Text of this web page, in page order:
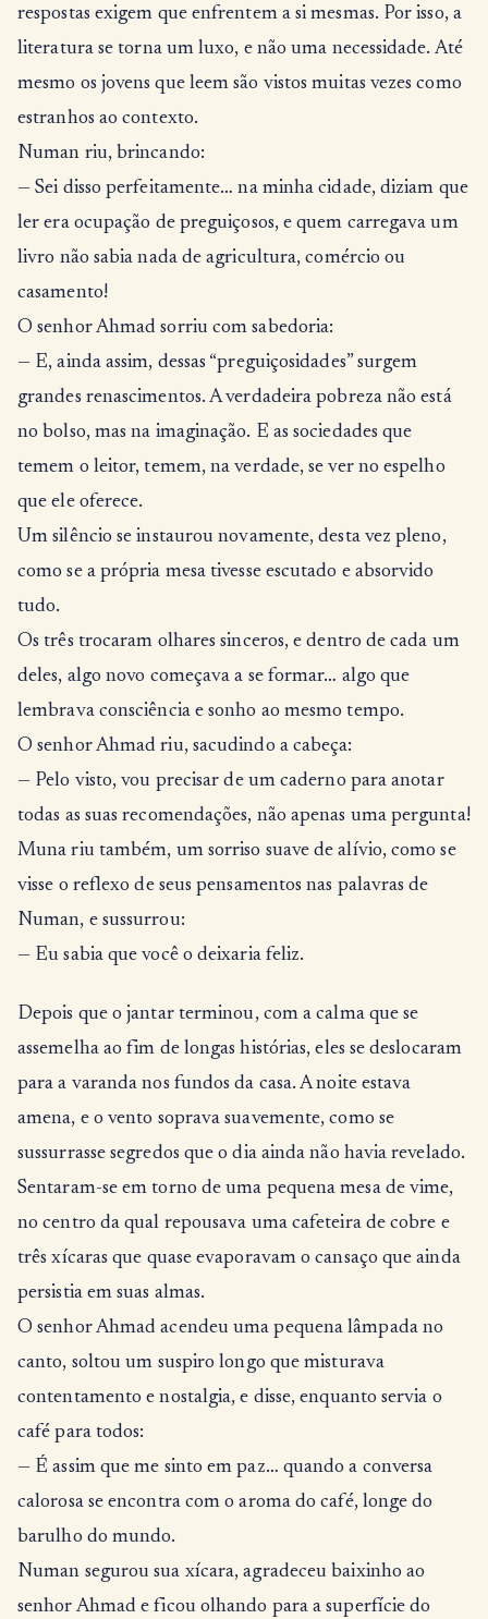
respostas exigem que enfrentem a si mesmas. Por isso, a
literatura se torna um luxo, e não uma necessidade. Até
mesmo os jovens que leem são vistos muitas vezes como
estranhos ao contexto.
Numan riu, brincando:
— Sei disso perfeitamente… na minha cidade, diziam que
ler era ocupação de preguiçosos, e quem carregava um
livro não sabia nada de agricultura, comércio ou
casamento!
O senhor Ahmad sorriu com sabedoria:
— E, ainda assim, dessas “preguiçosidades” surgem
grandes renascimentos. A verdadeira pobreza não está
no bolso, mas na imaginação. E as sociedades que
temem o leitor, temem, na verdade, se ver no espelho
que ele oferece.
Um silêncio se instaurou novamente, desta vez pleno,
como se a própria mesa tivesse escutado e absorvido
tudo.
Os três trocaram olhares sinceros, e dentro de cada um
deles, algo novo começava a se formar… algo que
lembrava consciência e sonho ao mesmo tempo.
O senhor Ahmad riu, sacudindo a cabeça:
— Pelo visto, vou precisar de um caderno para anotar
todas as suas recomendações, não apenas uma pergunta!
Muna riu também, um sorriso suave de alívio, como se
visse o reflexo de seus pensamentos nas palavras de
Numan, e sussurrou:
— Eu sabia que você o deixaria feliz.
Depois que o jantar terminou, com a calma que se
assemelha ao fim de longas histórias, eles se deslocaram
para a varanda nos fundos da casa. A noite estava
amena, e o vento soprava suavemente, como se
sussurrasse segredos que o dia ainda não havia revelado.
Sentaram-se em torno de uma pequena mesa de vime,
no centro da qual repousava uma cafeteira de cobre e
três xícaras que quase evaporavam o cansaço que ainda
persistia em suas almas.
O senhor Ahmad acendeu uma pequena lâmpada no
canto, soltou um suspiro longo que misturava
contentamento e nostalgia, e disse, enquanto servia o
café para todos:
— É assim que me sinto em paz… quando a conversa
calorosa se encontra com o aroma do café, longe do
barulho do mundo.
Numan segurou sua xícara, agradeceu baixinho ao
senhor Ahmad e ficou olhando para a superfície do